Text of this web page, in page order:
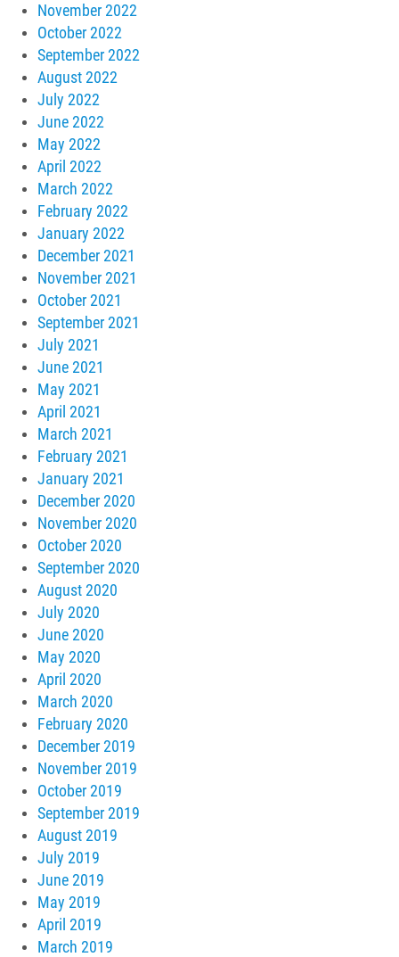
November 2022
October 2022
September 2022
August 2022
July 2022
June 2022
May 2022
April 2022
March 2022
February 2022
January 2022
December 2021
November 2021
October 2021
September 2021
July 2021
June 2021
May 2021
April 2021
March 2021
February 2021
January 2021
December 2020
November 2020
October 2020
September 2020
August 2020
July 2020
June 2020
May 2020
April 2020
March 2020
February 2020
December 2019
November 2019
October 2019
September 2019
August 2019
July 2019
June 2019
May 2019
April 2019
March 2019